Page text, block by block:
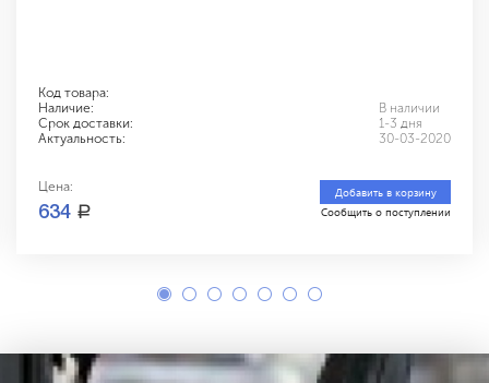
Код товара:
Наличие:
В наличии
Срок доставки:
1-3 дня
Актуальность:
30-03-2020
Цена:
634 a
Добавить в корзину
Сообщить о поступлении